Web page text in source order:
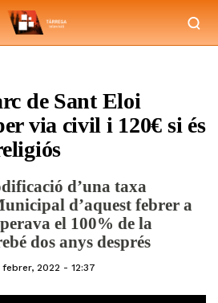
de Sant Eloi
via civil i 120€ si és
d’una taxa
d’aquest febrer a
el 100% de la
dos anys després
febrer, 2022 - 12:37